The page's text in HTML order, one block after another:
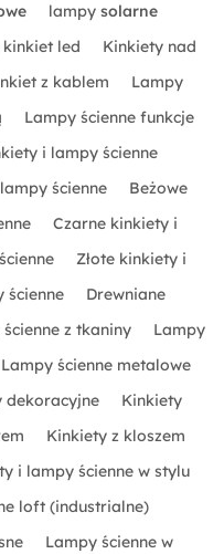
lampy solarne
kinkiet led
Kinkiety nad
z kablem
Lampy
Lampy ścienne funkcje
i lampy ścienne
ścienne
Beżowe
Czarne kinkiety i
Złote kinkiety i
ścienne
Drewniane
z tkaniny
Lampy
Lampy ścienne metalowe
dekoracyjne
Kinkiety
Kinkiety z kloszem
i lampy ścienne w stylu
loft (industrialne)
Lampy ścienne w